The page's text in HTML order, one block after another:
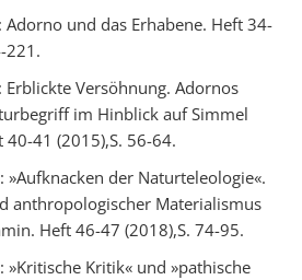
Adorno und das Erhabene. Heft 34-
221.
Erblickte Versöhnung. Adornos
im Hinblick auf Simmel
40-41 (2015),S. 56-64.
»Aufknacken der Naturteleologie«.
anthropologischer Materialismus
Heft 46-47 (2018),S. 74-95.
»Kritische Kritik« und »pathische